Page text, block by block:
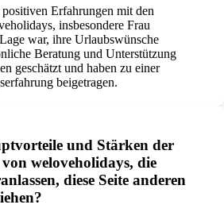
Erfahrungen mit den
insbesondere Frau
war, ihre Urlaubswünsche
Beratung und Unterstützung
geschätzt und haben zu einer
beigetragen.
und Stärken der
weloveholidays, die
diese Seite anderen